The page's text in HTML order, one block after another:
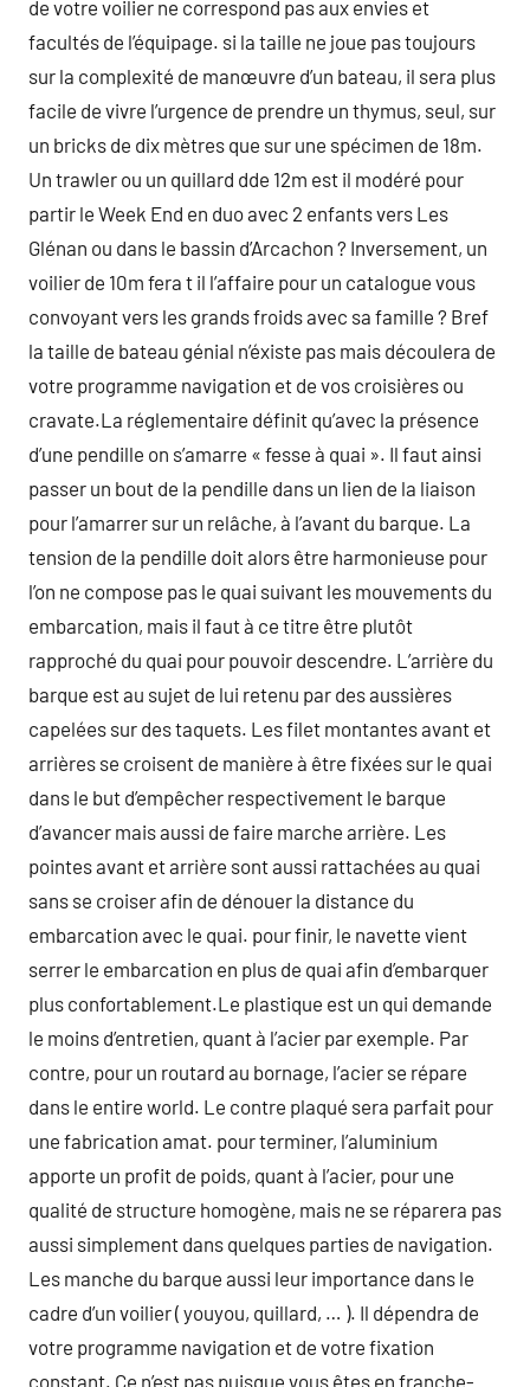
de votre voilier ne correspond pas aux envies et
facultés de l’équipage. si la taille ne joue pas toujours
sur la complexité de manœuvre d’un bateau, il sera plus
facile de vivre l’urgence de prendre un thymus, seul, sur
un bricks de dix mètres que sur une spécimen de 18m.
Un trawler ou un quillard dde 12m est il modéré pour
partir le Week End en duo avec 2 enfants vers Les
Glénan ou dans le bassin d’Arcachon ? Inversement, un
voilier de 10m fera t il l’affaire pour un catalogue vous
convoyant vers les grands froids avec sa famille ? Bref
la taille de bateau génial n’éxiste pas mais découlera de
votre programme navigation et de vos croisières ou
cravate.La réglementaire définit qu’avec la présence
d’une pendille on s’amarre « fesse à quai ». Il faut ainsi
passer un bout de la pendille dans un lien de la liaison
pour l’amarrer sur un relâche, à l’avant du barque. La
tension de la pendille doit alors être harmonieuse pour
l’on ne compose pas le quai suivant les mouvements du
embarcation, mais il faut à ce titre être plutôt
rapproché du quai pour pouvoir descendre. L’arrière du
barque est au sujet de lui retenu par des aussières
capelées sur des taquets. Les filet montantes avant et
arrières se croisent de manière à être fixées sur le quai
dans le but d’empêcher respectivement le barque
d’avancer mais aussi de faire marche arrière. Les
pointes avant et arrière sont aussi rattachées au quai
sans se croiser afin de dénouer la distance du
embarcation avec le quai. pour finir, le navette vient
serrer le embarcation en plus de quai afin d’embarquer
plus confortablement.Le plastique est un qui demande
le moins d’entretien, quant à l’acier par exemple. Par
contre, pour un routard au bornage, l’acier se répare
dans le entire world. Le contre plaqué sera parfait pour
une fabrication amat. pour terminer, l’aluminium
apporte un profit de poids, quant à l’acier, pour une
qualité de structure homogène, mais ne se réparera pas
aussi simplement dans quelques parties de navigation.
Les manche du barque aussi leur importance dans le
cadre d’un voilier ( youyou, quillard, … ). Il dépendra de
votre programme navigation et de votre fixation
constant. Ce n’est pas puisque vous êtes en franche-